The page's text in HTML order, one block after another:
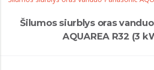
Šilumos siurblys oras
AQUAREA R32 (3